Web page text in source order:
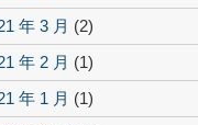
年 3 月 (2)
年 2 月 (1)
年 1 月 (1)